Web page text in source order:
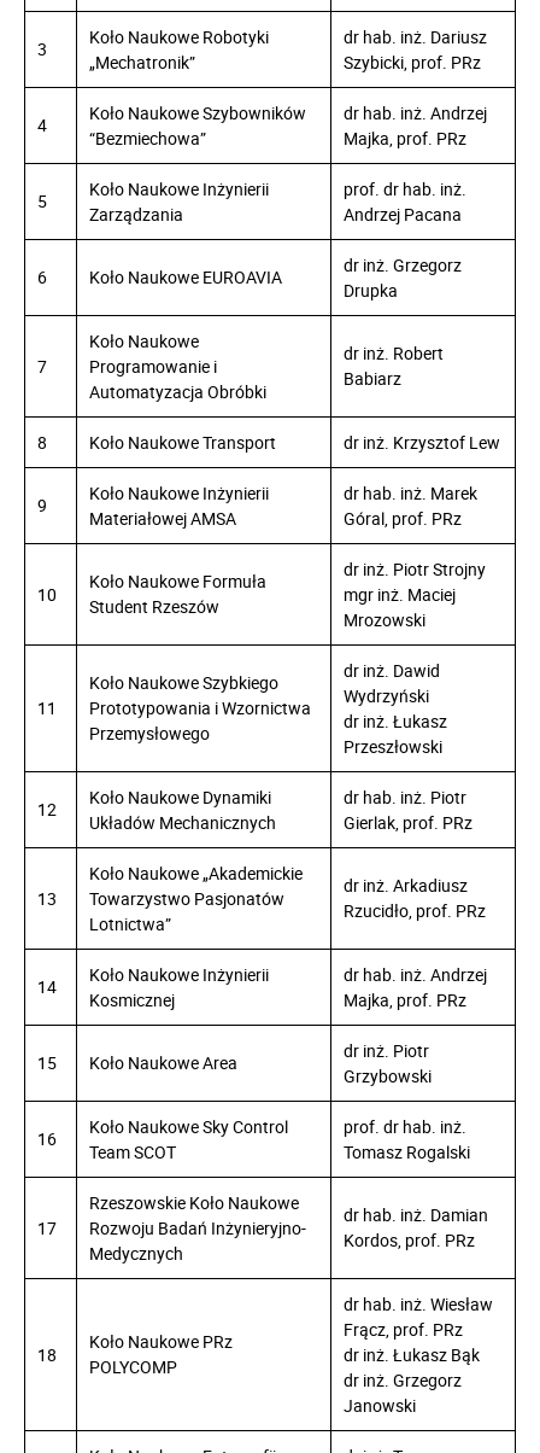
3
Koło Naukowe Robotyki
„Mechatronik”
dr hab. inż. Dariusz
Szybicki, prof. PRz
4
Koło Naukowe Szybowników
“Bezmiechowa”
dr hab. inż. Andrzej
Majka, prof. PRz
5
Koło Naukowe Inżynierii
Zarządzania
prof. dr hab. inż.
Andrzej Pacana
6 Koło Naukowe EUROAVIA
dr inż. Grzegorz
Drupka
7
Koło Naukowe
Programowanie i
Automatyzacja Obróbki
dr inż. Robert
Babiarz
8 Koło Naukowe Transport dr inż. Krzysztof Lew
9
Koło Naukowe Inżynierii
Materiałowej AMSA
dr hab. inż. Marek
Góral, prof. PRz
10
Koło Naukowe Formuła
Student Rzeszów
dr inż. Piotr Strojny
mgr inż. Maciej
Mrozowski
11
Koło Naukowe Szybkiego
Prototypowania i Wzornictwa
Przemysłowego
dr inż. Dawid
Wydrzyński
dr inż. Łukasz
Przeszłowski
12
Koło Naukowe Dynamiki
Układów Mechanicznych
dr hab. inż. Piotr
Gierlak, prof. PRz
13
Koło Naukowe „Akademickie
Towarzystwo Pasjonatów
Lotnictwa”
dr inż. Arkadiusz
Rzucidło, prof. PRz
14
Koło Naukowe Inżynierii
Kosmicznej
dr hab. inż. Andrzej
Majka, prof. PRz
15 Koło Naukowe Area
dr inż. Piotr
Grzybowski
16
Koło Naukowe Sky Control
Team SCOT
prof. dr hab. inż.
Tomasz Rogalski
17
Rzeszowskie Koło Naukowe
Rozwoju Badań Inżynieryjno-
Medycznych
dr hab. inż. Damian
Kordos, prof. PRz
18
Koło Naukowe PRz
POLYCOMP
dr hab. inż. Wiesław
Frącz, prof. PRz
dr inż. Łukasz Bąk
dr inż. Grzegorz
Janowski